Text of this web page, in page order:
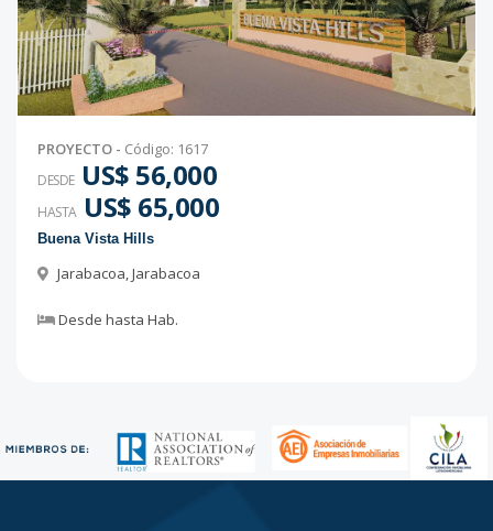
PROYECTO - Código: 1617
DESDE US$ 56,000
HASTA US$ 65,000
Buena Vista Hills
Jarabacoa,Jarabacoa
Desde hasta Hab.